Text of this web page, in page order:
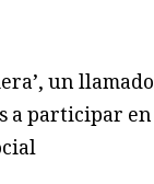
un llamado
a participar en